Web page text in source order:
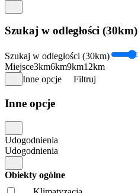
Szukaj w odległości (30km)
Szukaj w odległości (30km)
Miejsce3km6km9km12km
Inne opcje
Filtruj
Inne opcje
Udogodnienia
Udogodnienia
Obiekty ogólne